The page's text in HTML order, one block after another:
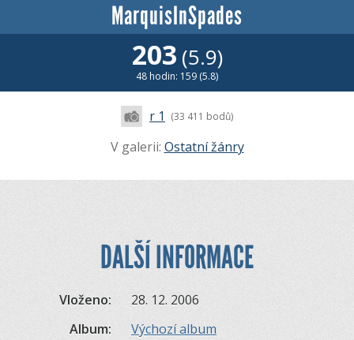
MarquisInSpades
203 (5.9)
48 hodin: 159 (5.8)
r 1 (33 411 bodů)
V galerii: Ostatní žánry
DALŠÍ INFORMACE
Vloženo:
28. 12. 2006
Album:
Výchozí album